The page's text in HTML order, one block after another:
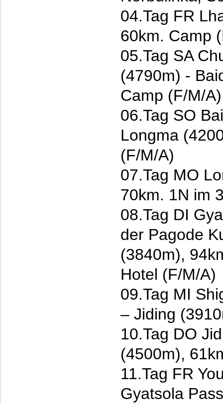
04.Tag FR
60km. Camp
05.Tag SA
(4790m) -
Camp (F/M/A)
06.Tag SO
Longma
(F/M/A)
07.Tag MO
70km. 1N im
08.Tag DI
der Pagode
(3840m),
Hotel (F/M/A)
09.Tag MI
– Jiding
10.Tag DO
(4500m),
11.Tag FR
Gyatsola